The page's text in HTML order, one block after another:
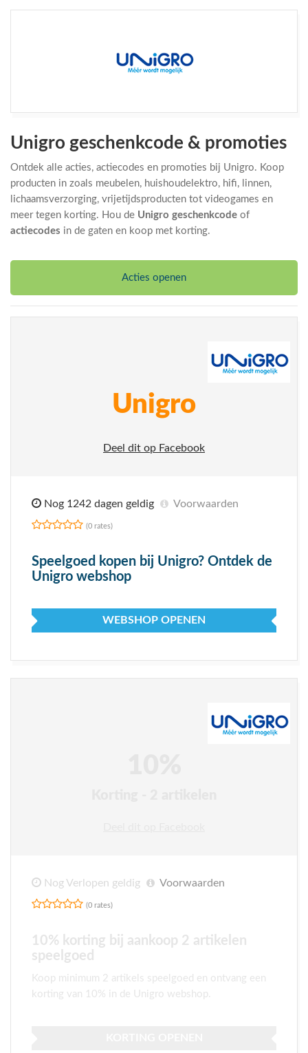
Unigro geschenkcode & promoties
Ontdek alle acties, actiecodes en promoties bij Unigro. Koop
producten in zoals meubelen, huishoudelektro, hifi, linnen,
lichaamsverzorging, vrijetijdsproducten tot videogames en
meer tegen korting. Hou de Unigro geschenkcode of
actiecodes in de gaten en koop met korting.
Acties openen
Unigro
Deel dit op Facebook
Nog 1242 dagen geldig Voorwaarden
(0 rates)
Speelgoed kopen bij Unigro? Ontdek de
Unigro webshop
WEBSHOP OPENEN
Nog Verlopen geldig Voorwaarden
(0 rates)
10% korting bij aankoop 2 artikelen
speelgoed
Koop minimum 2 artikels speelgoed en ontvang een
korting van 10% in de Unigro webshop.